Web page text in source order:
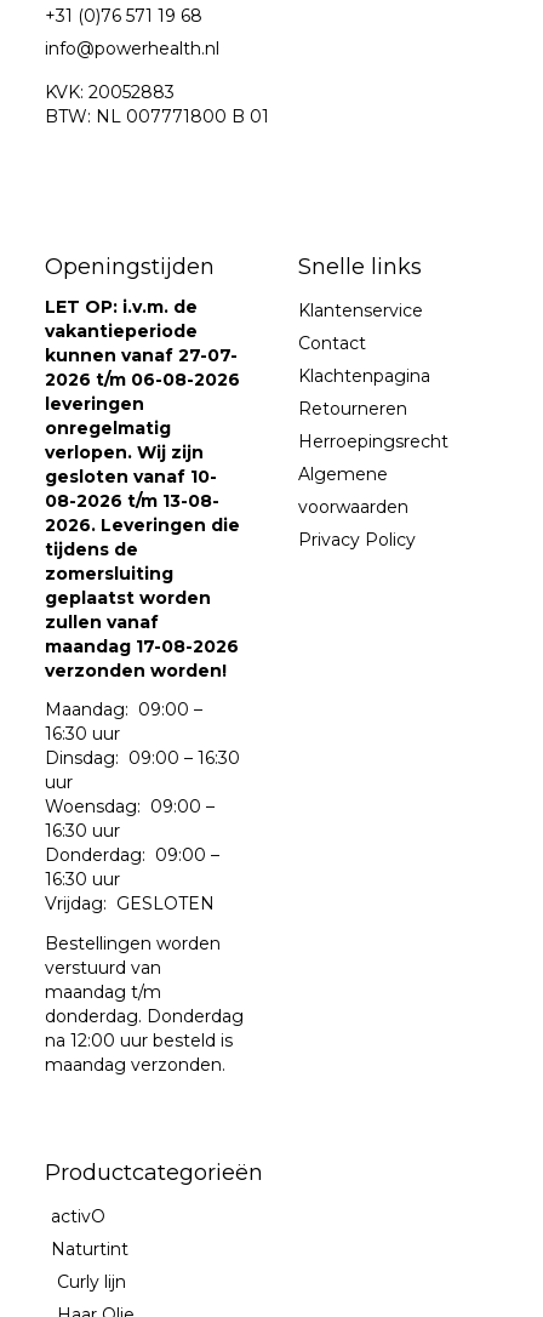
+31 (0)76 571 19 68
info@powerhealth.nl
KVK: 20052883
BTW: NL 007771800 B 01
Openingstijden
LET OP: i.v.m. de
vakantieperiode
kunnen vanaf 27-07-
2026 t/m 06-08-2026
leveringen
onregelmatig
verlopen. Wij zijn
gesloten vanaf 10-
08-2026 t/m 13-08-
2026. Leveringen die
tijdens de
zomersluiting
geplaatst worden
zullen vanaf
maandag 17-08-2026
verzonden worden!
Maandag: 09:00 –
16:30 uur
Dinsdag: 09:00 – 16:30
uur
Woensdag: 09:00 –
16:30 uur
Donderdag: 09:00 –
16:30 uur
Vrijdag: GESLOTEN
Bestellingen worden
verstuurd van
maandag t/m
donderdag. Donderdag
na 12:00 uur besteld is
maandag verzonden.
Snelle links
Klantenservice
Contact
Klachtenpagina
Retourneren
Herroepingsrecht
Algemene
voorwaarden
Privacy Policy
Productcategorieën
activO
Naturtint
Curly lijn